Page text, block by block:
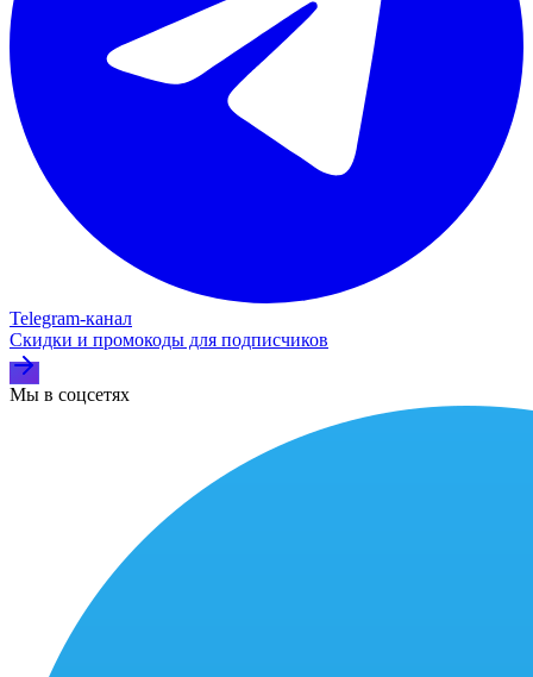
Telegram‑канал
Скидки и промокоды для подписчиков
Мы в соцсетях